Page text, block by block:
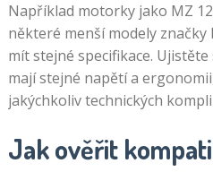
Například motorky jako MZ
některé menší modely
mít stejné specifikace.
mají stejné napětí a
jakýchkoliv technických
Jak ověřit